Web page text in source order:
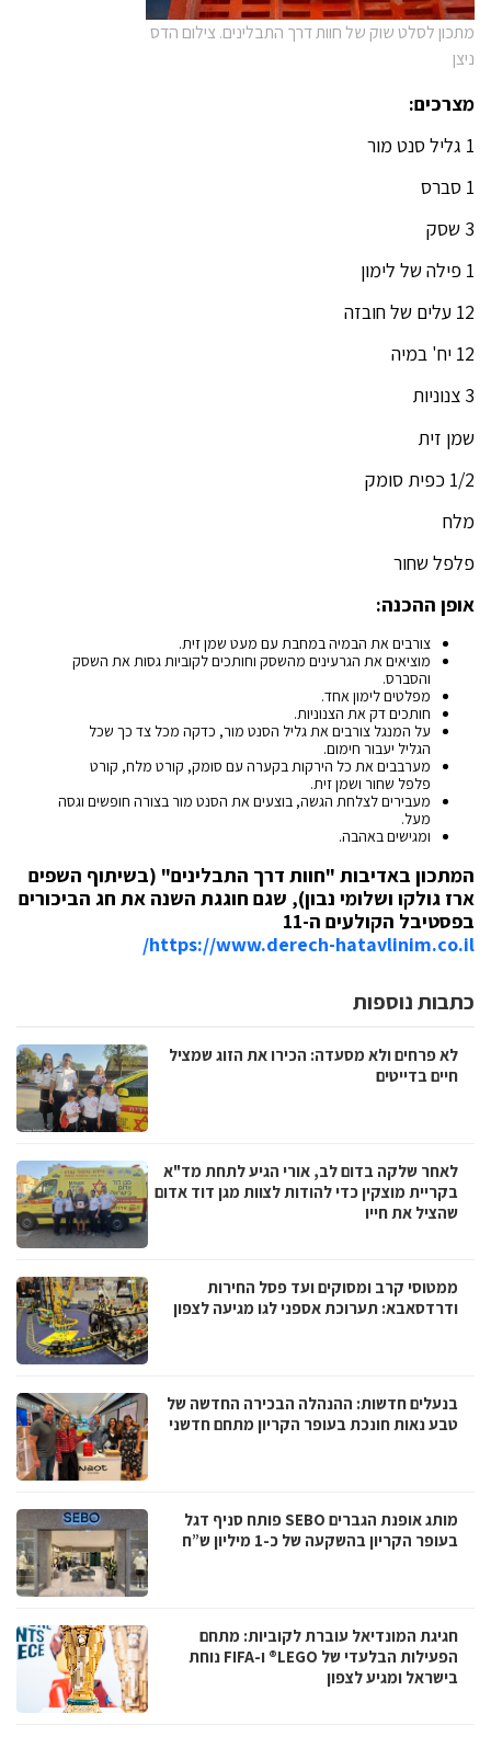
מתכון לסלט שוק של חוות דרך התבלינים. צילום הדס
ניצן
מצרכים:
1 גליל סנט מור
1 סברס
3 שסק
1 פילה של לימון
12 עלים של חובזה
12 יח' במיה
3 צנוניות
שמן זית
1/2 כפית סומק
מלח
פלפל שחור
אופן ההכנה:
צורבים את הבמיה במחבת עם מעט שמן זית.
מוציאים את הגרעינים מהשסק וחותכים לקוביות גסות את השסק
והסברס.
מפלטים לימון אחד.
חותכים דק את הצנוניות.
על המנגל צורבים את גליל הסנט מור, כדקה מכל צד כך שכל
הגליל יעבור חימום.
מערבבים את כל הירקות בקערה עם סומק, קורט מלח, קורט
פלפל שחור ושמן זית.
מעבירים לצלחת הגשה, בוצעים את הסנט מור בצורה חופשים וגסה
מעל.
ומגישים באהבה.
המתכון באדיבות "חוות דרך התבלינים" (בשיתוף השפים
ארז גולקו ושלומי נבון), שגם חוגגת השנה את חג הביכורים
בפסטיבל הקולעים ה-11
https://www.derech-hatavlinim.co.il
/
כתבות נוספות
לא פרחים ולא מסעדה: הכירו את הזוג שמציל
חיים בדייטים
לאחר שלקה בדום לב, אורי הגיע לתחת מד"א
בקריית מוצקין כדי להודות לצוות מגן דוד אדום
שהציל את חייו
ממטוסי קרב ומסוקים ועד פסל החירות
ודרדסאבא: תערוכת אספני לגו מגיעה לצפון
בנעלים חדשות: ההנהלה הבכירה החדשה של
טבע נאות חונכת בעופר הקריון מתחם חדשני
מותג אופנת הגברים SEBO פותח סניף דגל
בעופר הקריון בהשקעה של כ-1 מיליון ש”ח
חגיגת המונדיאל עוברת לקוביות: מתחם
הפעילות הבלעדי של LEGO® ו-FIFA נוחת
בישראל ומגיע לצפון